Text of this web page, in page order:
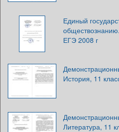
Единый
ЕГЭ 2008 г
История, 11
Литература, 11